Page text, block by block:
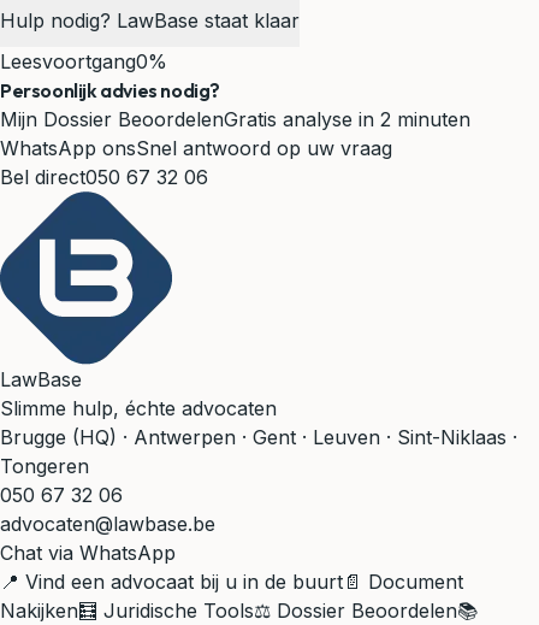
Hulp nodig? LawBase staat klaar
Leesvoortgang0%
Persoonlijk advies nodig?
Mijn Dossier BeoordelenGratis analyse in 2 minuten
WhatsApp onsSnel antwoord op uw vraag
Bel direct050 67 32 06
LawBase
Slimme hulp, échte advocaten
Brugge (HQ) · Antwerpen · Gent · Leuven · Sint-Niklaas ·
Tongeren
050 67 32 06
advocaten@lawbase.be
Chat via WhatsApp
📍 Vind een advocaat bij u in de buurt 📄 Document
Nakijken🧮 Juridische Tools⚖️ Dossier Beoordelen📚